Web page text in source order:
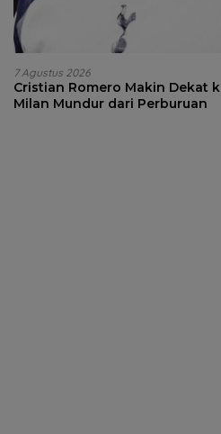
7 Agustus 2026
Cristian Romero Makin Dekat
Milan Mundur dari Perburuan